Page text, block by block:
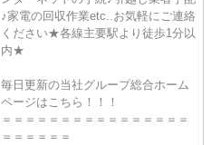
♪家電の回収作業etc..お気軽にご連絡
ください★各線主要駅より徒歩1分以
内★
毎日更新の当社グループ総合ホーム
ページはこちら！！！
＝＝＝＝＝＝＝＝＝＝＝＝＝＝＝＝
＝＝＝＝＝＝